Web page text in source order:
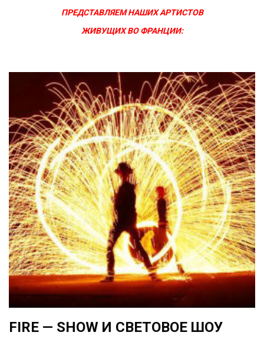
ПРЕДСТАВЛЯЕМ НАШИХ АРТИСТОВ
ЖИВУЩИХ ВО ФРАНЦИИ:
FIRE — SHOW И СВЕТОВОЕ ШОУ